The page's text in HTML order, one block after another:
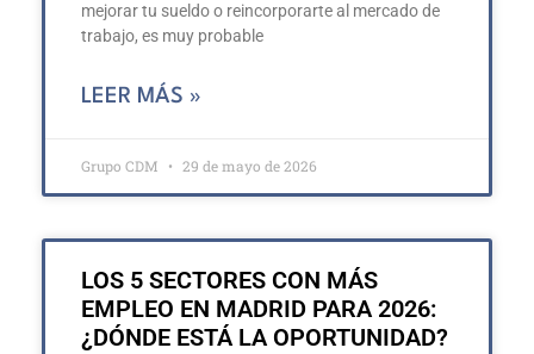
mejorar tu sueldo o reincorporarte al mercado de
trabajo, es muy probable
LEER MÁS »
Grupo CDM 29 de mayo de 2026
LOS 5 SECTORES CON MÁS
EMPLEO EN MADRID PARA 2026:
¿DÓNDE ESTÁ LA OPORTUNIDAD?